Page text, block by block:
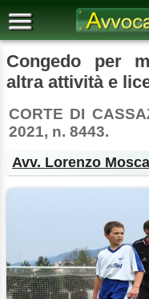
Congedo per
altra attività e
CORTE DI
2021, n. 8443.
Avv. Lorenzo Mosca